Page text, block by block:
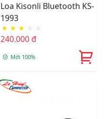
Loa Kisonli Bluetooth KS-
1993
★ ★ ★ ☆ ☆
240.000 đ
Mới 100%